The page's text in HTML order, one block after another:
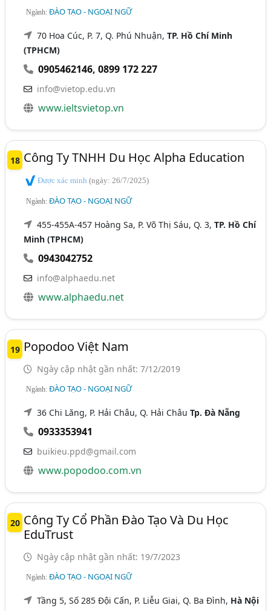
Ngành:ĐÀO TẠO - NGOẠI NGỮ
70 Hoa Cúc, P. 7, Q. Phú Nhuận,TP. Hồ Chí Minh
(TPHCM)
0905462146,0899 172 227
info@vietop.edu.vn
www.ieltsvietop.vn
18 Công Ty TNHH Du Học Alpha Education
Được xác minh(ngày: 26/7/2025)
Ngành:ĐÀO TẠO - NGOẠI NGỮ
455-455A-457 Hoàng Sa, P. Võ Thị Sáu, Q. 3,TP. Hồ Chí
Minh (TPHCM)
0943042752
info@alphaedu.net
www.alphaedu.net
19 Popodoo Việt Nam
Ngày cập nhật gần nhất: 7/12/2019
Ngành:ĐÀO TẠO - NGOẠI NGỮ
36 Chi Lăng, P. Hải Châu, Q. Hải ChâuTp. Đà Nẵng
0933353941
buikieu.ppd@gmail.com
www.popodoo.com.vn
20 Công Ty Cổ Phần Đào Tạo Và Du Học
EduTrust
Ngày cập nhật gần nhất: 19/7/2023
Ngành:ĐÀO TẠO - NGOẠI NGỮ
Tầng 5, Số 285 Đội Cấn, P. Liễu Giai, Q. Ba Đình, Hà Nội